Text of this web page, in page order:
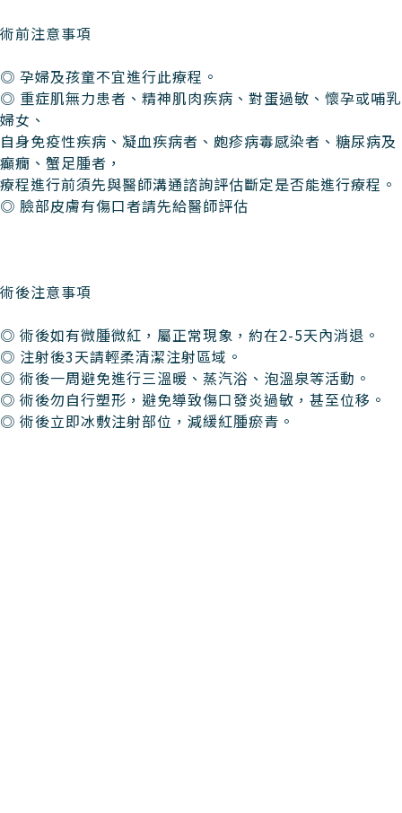
術前注意事項
◎ 孕婦及孩童不宜進行此療程。
◎ 重症肌無力患者、精神肌肉疾病、對蛋過敏、懷孕或哺乳
婦女、
自身免疫性疾病、凝血疾病者、皰疹病毒感染者、糖尿病及
癲癇、蟹足腫者，
療程進行前須先與醫師溝通諮詢評估斷定是否能進行療程。
◎ 臉部皮膚有傷口者請先給醫師評估
術後注意事項
◎ 術後如有微腫微紅，屬正常現象，約在2-5天內消退。
◎ 注射後3天請輕柔清潔注射區域。
◎ 術後一周避免進行三溫暖、蒸汽浴、泡溫泉等活動。
◎ 術後勿自行塑形，避免導致傷口發炎過敏，甚至位移。
◎ 術後立即冰敷注射部位，減緩紅腫瘀青。